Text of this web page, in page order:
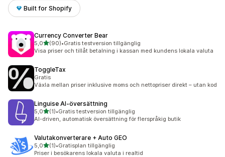
Built for Shopify
Currency Converter Bear
5,0av 5 stjärnor
(90)
90 recensioner totalt
•Gratis testversion tillgänglig
Visa priser och tillåt betalning i kassan med kundens lokala valuta
ToggleTax
Gratis
Växla mellan priser inklusive moms och nettopriser direkt – utan kod
Linguise AI‑översättning
5,0av 5 stjärnor
(1)
1 recensioner totalt
•Gratis testversion tillgänglig
AI-driven, automatisk översättning för flerspråkig butik
Valutakonverterare + Auto GEO
5,0av 5 stjärnor
(1)
1 recensioner totalt
•Gratisplan tillgänglig
Priser i besökarens lokala valuta i realtid